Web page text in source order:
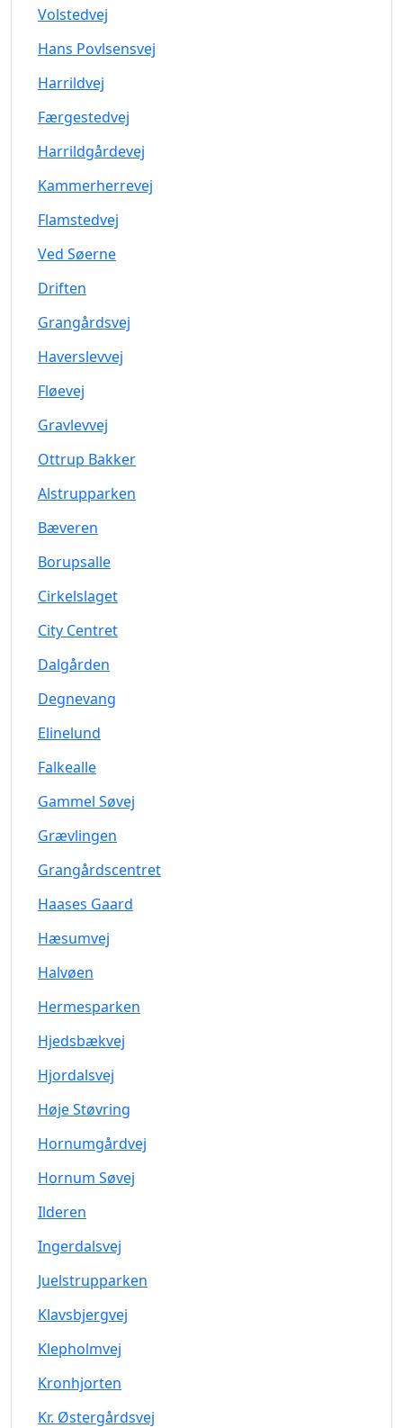
Volstedvej
Hans Povlsensvej
Harrildvej
Færgestedvej
Harrildgårdevej
Kammerherrevej
Flamstedvej
Ved Søerne
Driften
Grangårdsvej
Haverslevvej
Fløevej
Gravlevvej
Ottrup Bakker
Alstrupparken
Bæveren
Borupsalle
Cirkelslaget
City Centret
Dalgården
Degnevang
Elinelund
Falkealle
Gammel Søvej
Grævlingen
Grangårdscentret
Haases Gaard
Hæsumvej
Halvøen
Hermesparken
Hjedsbækvej
Hjordalsvej
Høje Støvring
Hornumgårdvej
Hornum Søvej
Ilderen
Ingerdalsvej
Juelstrupparken
Klavsbjergvej
Klepholmvej
Kronhjorten
Kr. Østergårdsvej